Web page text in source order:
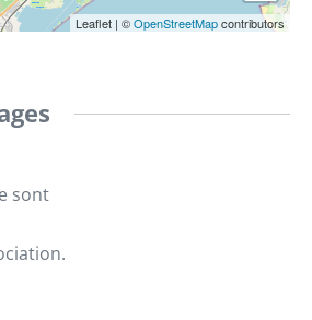
Leaflet | ©OpenStreetMapcontributors
sont